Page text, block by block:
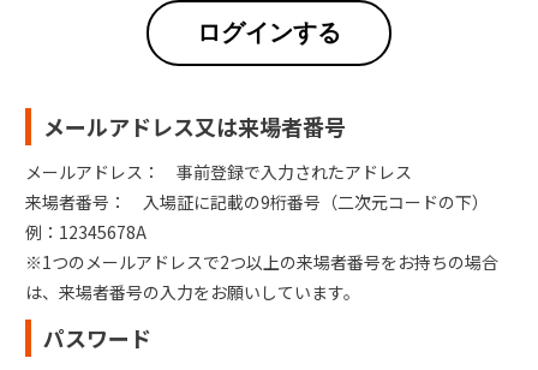
ログインする
メールアドレス又は来場者番号
メールアドレス： 事前登録で入力されたアドレス
来場者番号： 入場証に記載の9桁番号（二次元コードの下）
例：12345678A
※1つのメールアドレスで2つ以上の来場者番号をお持ちの場合
は、来場者番号の入力をお願いしています。
パスワード